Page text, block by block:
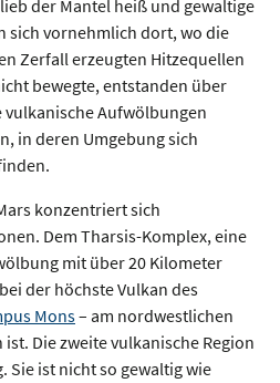
der Mantel heiß und gewaltige
sich vornehmlich dort, wo die
Zerfall erzeugten Hitzequellen
bewegte, entstanden über
vulkanische Aufwölbungen
in deren Umgebung sich
konzentriert sich
Dem Tharsis-Komplex, eine
mit über 20 Kilometer
der höchste Vulkan des
Mons– am nordwestlichen
Die zweite vulkanische Region
Sie ist nicht so gewaltig wie